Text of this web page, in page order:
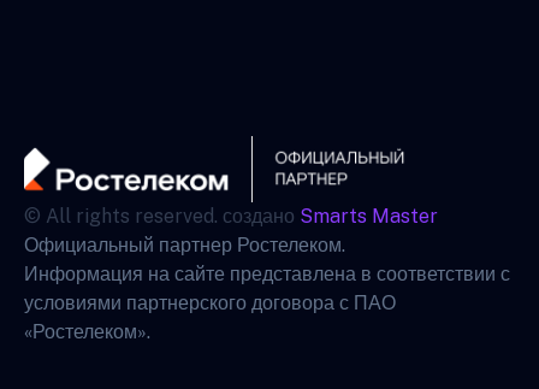
© All rights reserved. создано Smarts Master
Официальный партнер Ростелеком.
Информация на сайте представлена в соответствии с
условиями партнерского договора с ПАО
«Ростелеком».